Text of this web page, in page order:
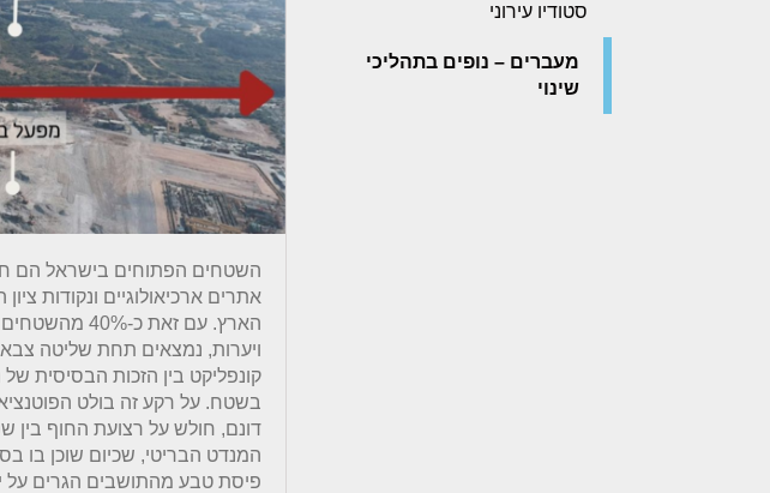
סטודיו עירוני
מעברים – נופים בתהליכי
שינוי
השטחים הפתוחים בישראל הם
אתרים ארכיאולוגיים ונקודות
הארץ. עם זאת
ויערות, נמצאים תחת שליטה
קונפליקט בין הזכות הבסיסית
דונם, חולש על רצועת החוף בין
המנדט הבריטי, שכיום שוכן בו
פיסת טבע מהתושבים הגרים על